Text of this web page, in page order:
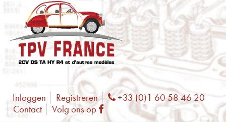
Inloggen Registreren Phone
+33 (0)1 60 58 46 20
Contact
Volg ons op Facebook